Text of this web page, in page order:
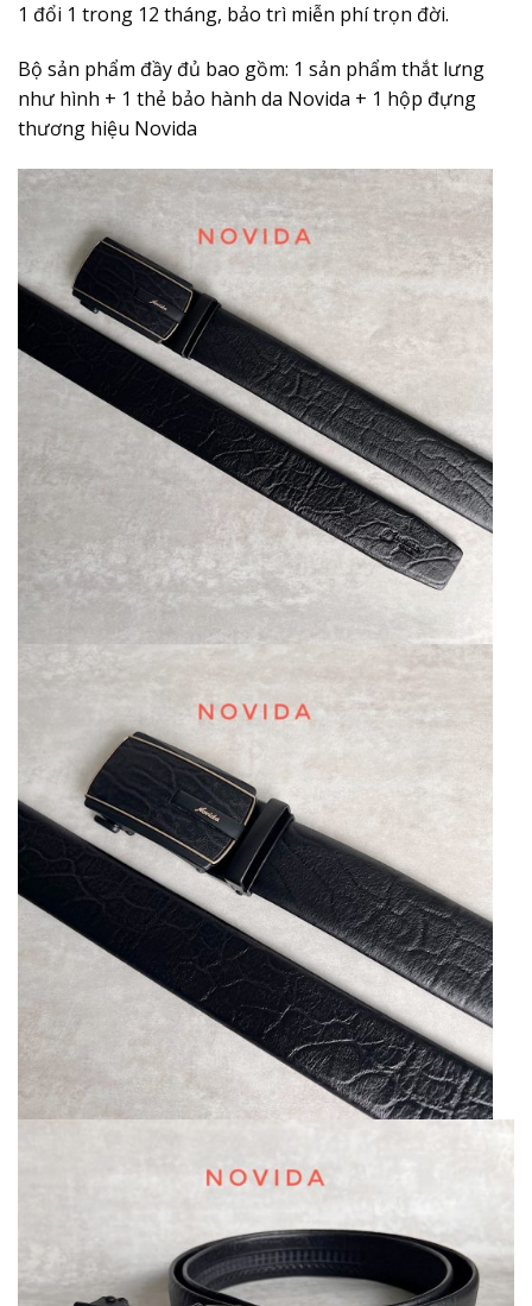
1 đổi 1 trong 12 tháng, bảo trì miễn phí trọn đời.
Bộ sản phẩm đầy đủ bao gồm: 1 sản phẩm thắt lưng
như hình + 1 thẻ bảo hành da Novida + 1 hộp đựng
thương hiệu Novida